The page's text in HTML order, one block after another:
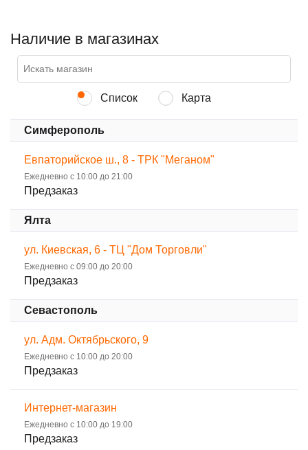
Наличие в магазинах
Список Карта
Симферополь
Евпаторийское ш., 8 - ТРК "Меганом"
Ежедневно с 10:00 до 21:00
Предзаказ
Ялта
ул. Киевская, 6 - ТЦ "Дом Торговли"
Ежедневно с 09:00 до 20:00
Предзаказ
Севастополь
ул. Адм. Октябрьского, 9
Ежедневно с 10:00 до 20:00
Предзаказ
Интернет-магазин
Ежедневно с 10:00 до 19:00
Предзаказ